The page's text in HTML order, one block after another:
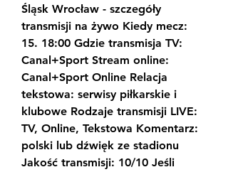
Śląsk Wrocław - szczegóły
transmisji na żywo Kiedy mecz:
15. 18:00 Gdzie transmisja TV:
Canal+Sport Stream online:
Canal+Sport Online Relacja
tekstowa: serwisy piłkarskie i
klubowe Rodzaje transmisji LIVE:
TV, Online, Tekstowa Komentarz:
polski lub dźwięk ze stadionu
Jakość transmisji: 10/10 Jeśli